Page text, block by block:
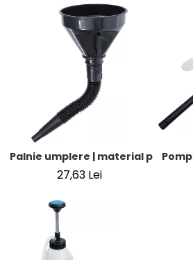
Palnie umplere | material plastic |
27,63 Lei